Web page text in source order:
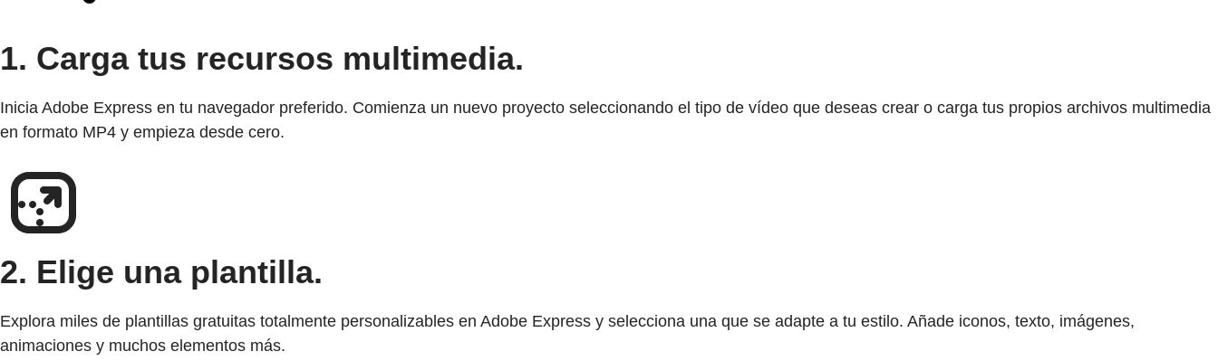
1. Carga tus recursos multimedia.
Inicia Adobe Express en tu navegador preferido. Comienza un nuevo proyecto seleccionando el tipo de vídeo que deseas crear o carga tus propios archivos multimedia
en formato MP4 y empieza desde cero.
2. Elige una plantilla.
Explora miles de plantillas gratuitas totalmente personalizables en Adobe Express y selecciona una que se adapte a tu estilo. Añade iconos, texto, imágenes,
animaciones y muchos elementos más.